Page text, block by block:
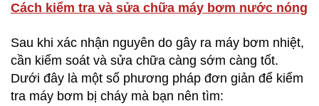
Cách kiểm tra và sửa chữa máy bơm nước nóng
Sau khi xác nhận nguyên do gây ra máy bơm nhiệt,
cần kiểm soát và sửa chữa càng sớm càng tốt.
Dưới đây là một số phương pháp đơn giản để kiểm
tra máy bơm bị cháy mà bạn nên tìm: